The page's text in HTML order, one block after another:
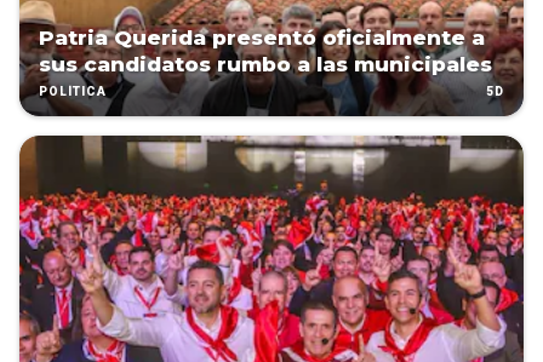
Patria Querida presentó oficialmente a
sus candidatos rumbo a las municipales
POLÍTICA 5D